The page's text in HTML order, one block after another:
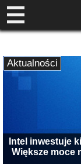
Intel inwestuje
Większe moce
Aktualności